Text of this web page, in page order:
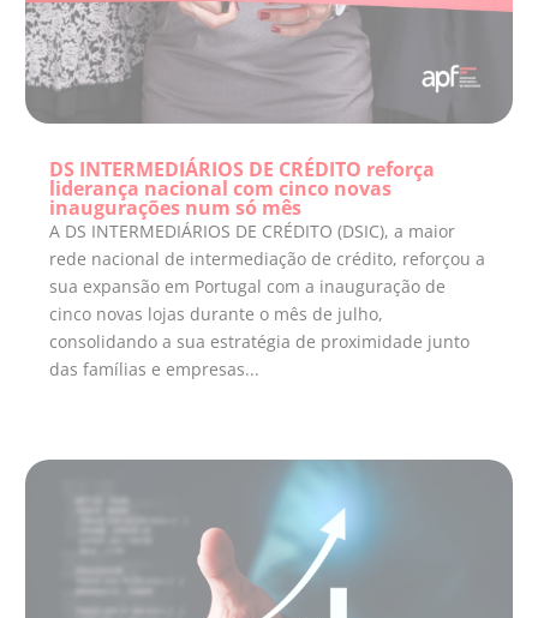
DS INTERMEDIÁRIOS DE CRÉDITO reforça
liderança nacional com cinco novas
inaugurações num só mês
A DS INTERMEDIÁRIOS DE CRÉDITO (DSIC), a maior
rede nacional de intermediação de crédito, reforçou a
sua expansão em Portugal com a inauguração de
cinco novas lojas durante o mês de julho,
consolidando a sua estratégia de proximidade junto
das famílias e empresas...